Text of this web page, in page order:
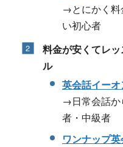
→とにかく料
い初心者
料金が安くてレ
ル
英会話イーオ
→日常会話か
者・中級者
ワンナップ